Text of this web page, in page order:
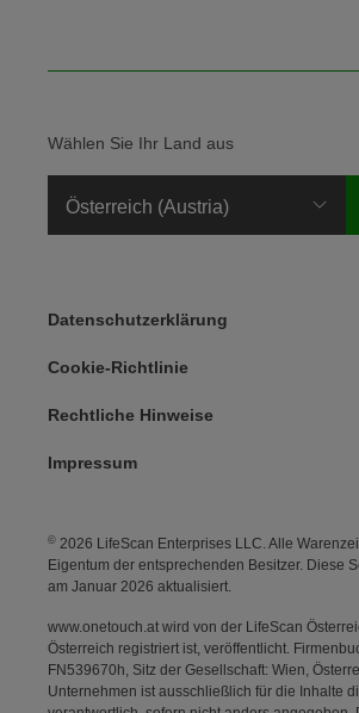
Wählen Sie Ihr Land aus
Legal Menu
Datenschutzerklärung
Cookie-Richtlinie
Rechtliche Hinweise
Impressum
© 2026 LifeScan Enterprises LLC. Alle
Eigentum der entsprechenden Besitzer. Diese
am Januar 2026 aktualisiert.
www.onetouch.at wird von der LifeScan
Österreich registriert ist, veröffentlicht.
FN539670h, Sitz der Gesellschaft: Wien,
Unternehmen ist ausschließlich für die Inhalte